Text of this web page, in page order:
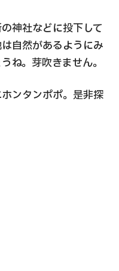
神社などに投下して
自然があるようにみ
ね。芽吹きません。
ンタンポポ。是非探